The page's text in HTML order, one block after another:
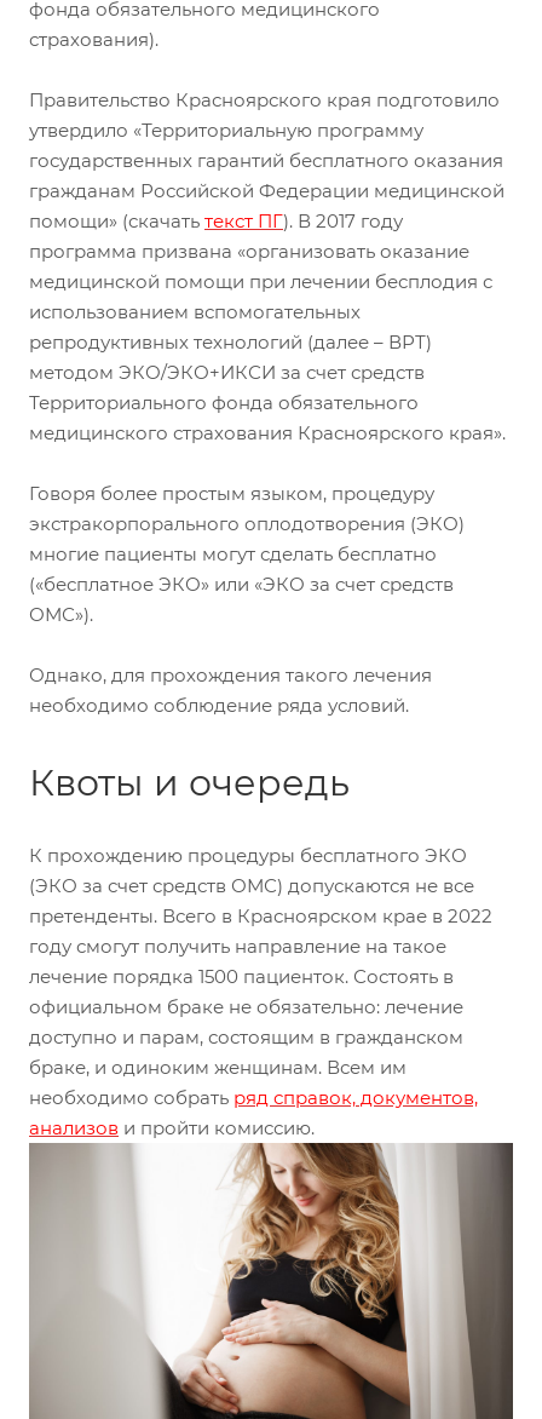
фонда обязательного медицинского
страхования).
Правительство Красноярского края подготовило
утвердило «Территориальную программу
государственных гарантий бесплатного оказания
гражданам Российской Федерации медицинской
помощи» (скачать текст ПГ). В 2017 году
программа призвана «организовать оказание
медицинской помощи при лечении бесплодия с
использованием вспомогательных
репродуктивных технологий (далее – ВРТ)
методом ЭКО/ЭКО+ИКСИ за счет средств
Территориального фонда обязательного
медицинского страхования Красноярского края».
Говоря более простым языком, процедуру
экстракорпорального оплодотворения (ЭКО)
многие пациенты могут сделать бесплатно
(«бесплатное ЭКО» или «ЭКО за счет средств
ОМС»).
Однако, для прохождения такого лечения
необходимо соблюдение ряда условий.
Квоты и очередь
К прохождению процедуры бесплатного ЭКО
(ЭКО за счет средств ОМС) допускаются не все
претенденты. Всего в Красноярском крае в 2022
году смогут получить направление на такое
лечение порядка 1500 пациенток. Состоять в
официальном браке не обязательно: лечение
доступно и парам, состоящим в гражданском
браке, и одиноким женщинам. Всем им
необходимо собрать ряд справок, документов,
анализов и пройти комиссию.